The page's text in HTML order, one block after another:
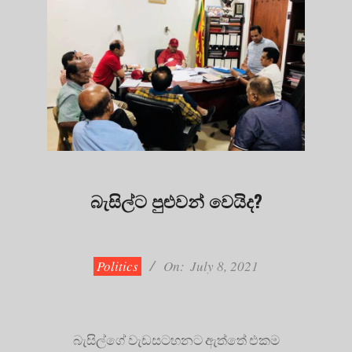
බැසිල්ට පුළුවන් වෙයිද?
Politics On: July 8, 2021
බැසිල්ගේ වැඩසටහනට ඇත්තේ එකම